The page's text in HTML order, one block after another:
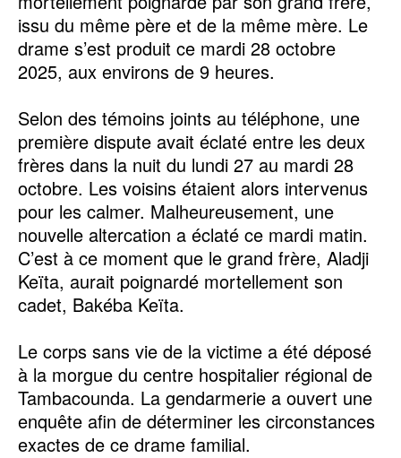
issu du même père et de la même mère. Le
drame s’est produit ce mardi 28 octobre
2025, aux environs de 9 heures.
‎Selon des témoins joints au téléphone, une
première dispute avait éclaté entre les deux
frères dans la nuit du lundi 27 au mardi 28
octobre. Les voisins étaient alors intervenus
pour les calmer. Malheureusement, une
nouvelle altercation a éclaté ce mardi matin.
C’est à ce moment que le grand frère, Aladji
Keïta, aurait poignardé mortellement son
cadet, Bakéba Keïta.
‎Le corps sans vie de la victime a été déposé
à la morgue du centre hospitalier régional de
Tambacounda. La gendarmerie a ouvert une
enquête afin de déterminer les circonstances
exactes de ce drame familial.